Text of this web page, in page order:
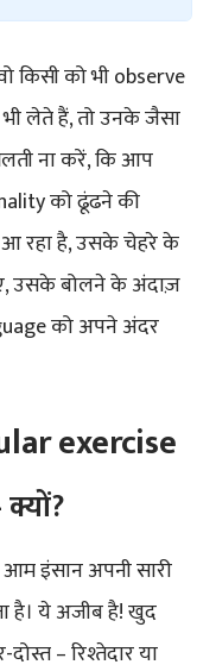
किसी को भी observe
लेते हैं, तो उनके जैसा
ना करें, कि आप
को ढूंढने की
रहा है, उसके चेहरे के
उसके बोलने के अंदाज़
को अपने अंदर
exercise
क्यों?
इंसान अपनी सारी
है। ये अजीब है! खुद
– रिश्तेदार या